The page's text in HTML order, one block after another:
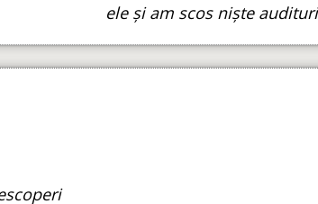
ele și am scos niște